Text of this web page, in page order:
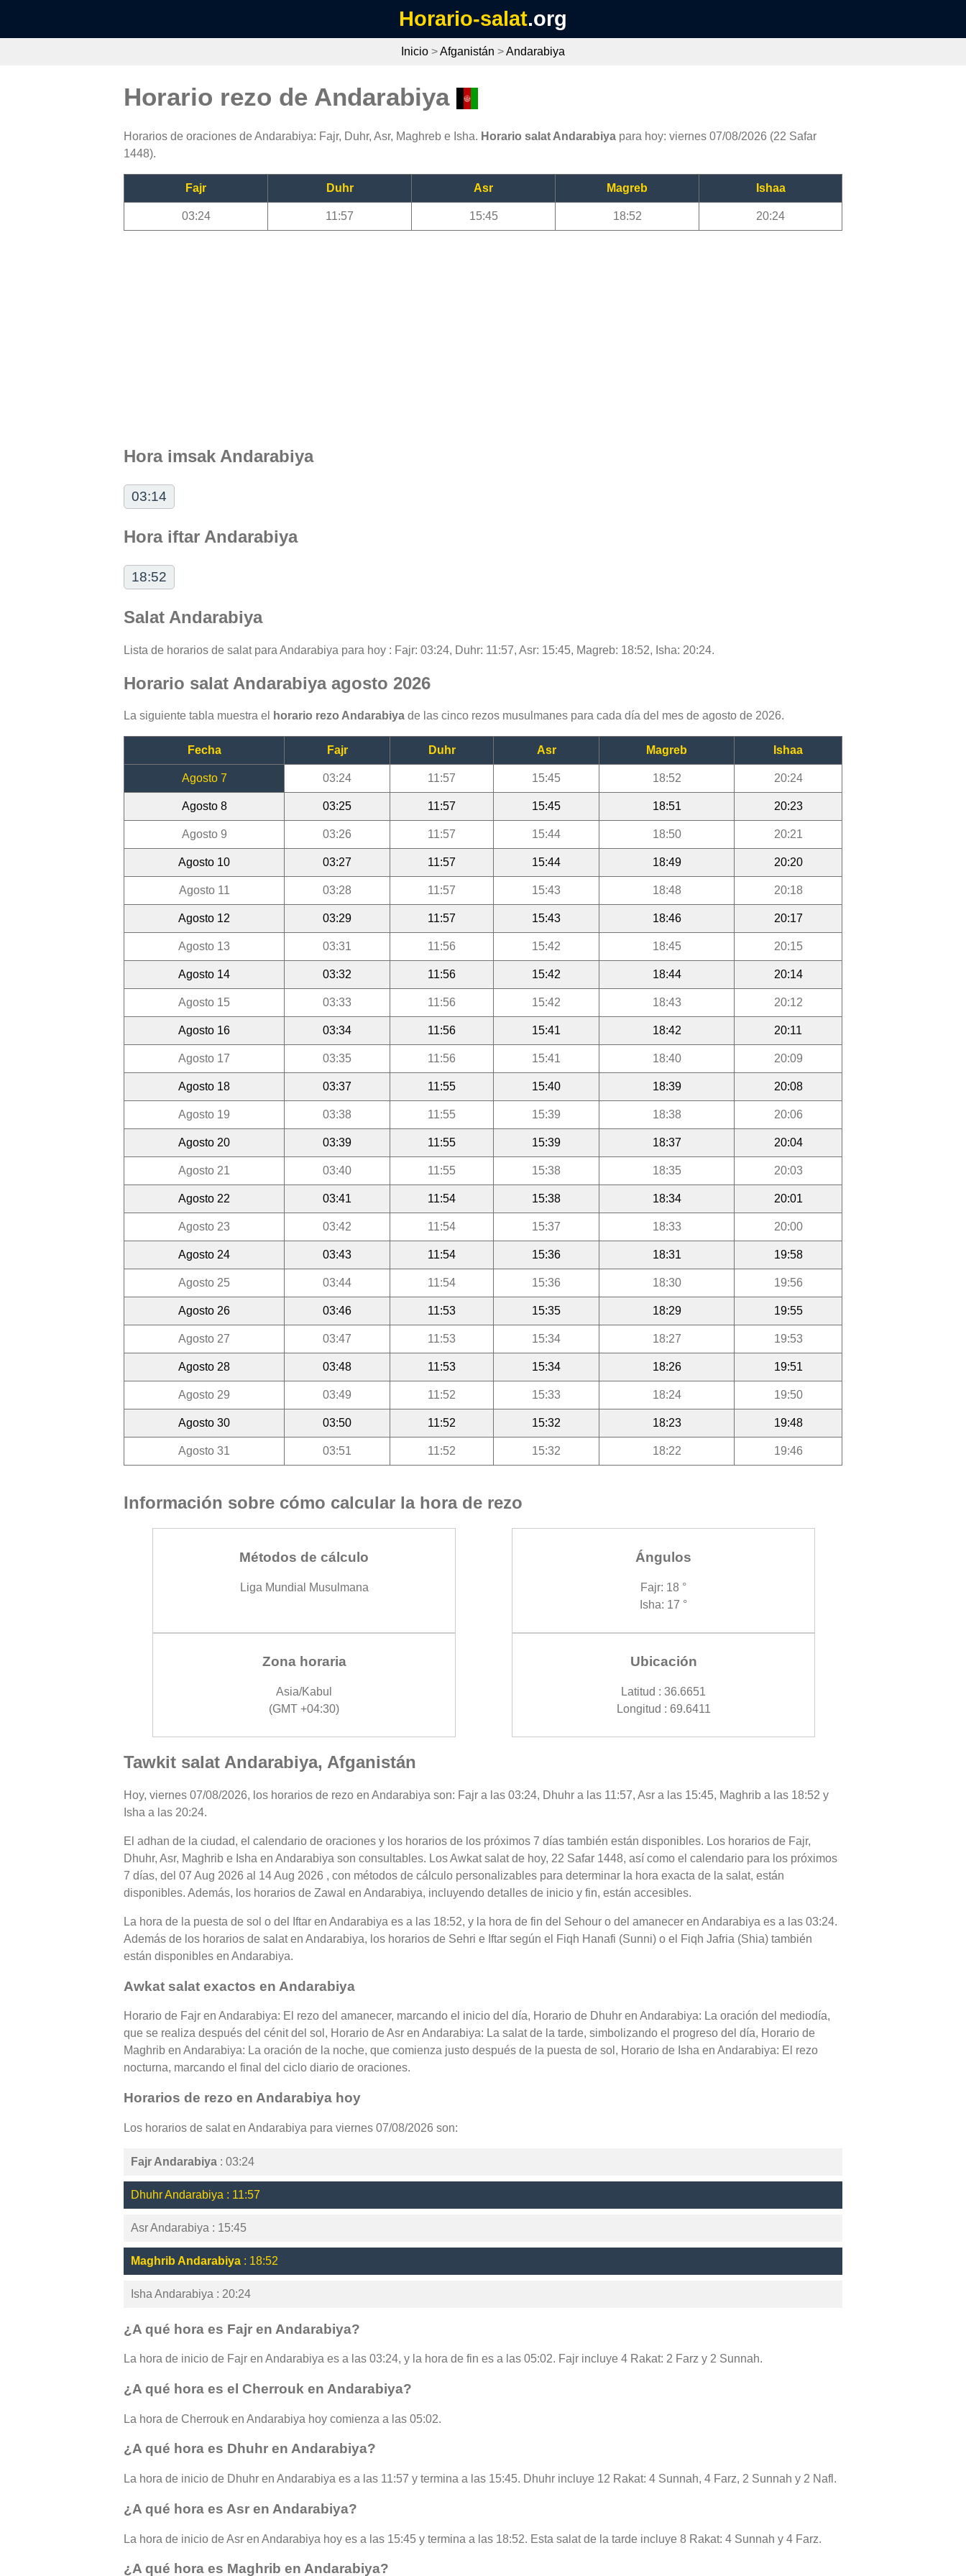
Horario-salat.org
Inicio >Afganistán >Andarabiya
Horario rezo de Andarabiya
Horarios de oraciones de Andarabiya: Fajr, Duhr, Asr, Maghreb e Isha. Horario salat Andarabiya para hoy: viernes 07/08/2026 (22 Safar
1448).
Fajr Duhr Asr Magreb Ishaa
03:24 11:57 15:45 18:52 20:24
Hora imsak Andarabiya
03:14
Hora iftar Andarabiya
18:52
Salat Andarabiya
Lista de horarios de salat para Andarabiya para hoy : Fajr: 03:24, Duhr: 11:57, Asr: 15:45, Magreb: 18:52, Isha: 20:24.
Horario salat Andarabiya agosto 2026
La siguiente tabla muestra el horario rezo Andarabiya de las cinco rezos musulmanes para cada día del mes de agosto de 2026.
Fecha Fajr Duhr Asr Magreb Ishaa
Agosto 7 03:24 11:57 15:45 18:52 20:24
Agosto 8 03:25 11:57 15:45 18:51 20:23
Agosto 9 03:26 11:57 15:44 18:50 20:21
Agosto 10 03:27 11:57 15:44 18:49 20:20
Agosto 11 03:28 11:57 15:43 18:48 20:18
Agosto 12 03:29 11:57 15:43 18:46 20:17
Agosto 13 03:31 11:56 15:42 18:45 20:15
Agosto 14 03:32 11:56 15:42 18:44 20:14
Agosto 15 03:33 11:56 15:42 18:43 20:12
Agosto 16 03:34 11:56 15:41 18:42 20:11
Agosto 17 03:35 11:56 15:41 18:40 20:09
Agosto 18 03:37 11:55 15:40 18:39 20:08
Agosto 19 03:38 11:55 15:39 18:38 20:06
Agosto 20 03:39 11:55 15:39 18:37 20:04
Agosto 21 03:40 11:55 15:38 18:35 20:03
Agosto 22 03:41 11:54 15:38 18:34 20:01
Agosto 23 03:42 11:54 15:37 18:33 20:00
Agosto 24 03:43 11:54 15:36 18:31 19:58
Agosto 25 03:44 11:54 15:36 18:30 19:56
Agosto 26 03:46 11:53 15:35 18:29 19:55
Agosto 27 03:47 11:53 15:34 18:27 19:53
Agosto 28 03:48 11:53 15:34 18:26 19:51
Agosto 29 03:49 11:52 15:33 18:24 19:50
Agosto 30 03:50 11:52 15:32 18:23 19:48
Agosto 31 03:51 11:52 15:32 18:22 19:46
Información sobre cómo calcular la hora de rezo
Métodos de cálculo
Liga Mundial Musulmana
Ángulos
Fajr: 18 °
Isha: 17 °
Zona horaria
Asia/Kabul
(GMT +04:30)
Ubicación
Latitud : 36.6651
Longitud : 69.6411
Tawkit salat Andarabiya, Afganistán
Hoy, viernes 07/08/2026, los horarios de rezo en Andarabiya son: Fajr a las 03:24, Dhuhr a las 11:57, Asr a las 15:45, Maghrib a las 18:52 y
Isha a las 20:24.
El adhan de la ciudad, el calendario de oraciones y los horarios de los próximos 7 días también están disponibles. Los horarios de Fajr,
Dhuhr, Asr, Maghrib e Isha en Andarabiya son consultables. Los Awkat salat de hoy, 22 Safar 1448, así como el calendario para los próximos
7 días, del 07 Aug 2026 al 14 Aug 2026 , con métodos de cálculo personalizables para determinar la hora exacta de la salat, están
disponibles. Además, los horarios de Zawal en Andarabiya, incluyendo detalles de inicio y fin, están accesibles.
La hora de la puesta de sol o del Iftar en Andarabiya es a las 18:52, y la hora de fin del Sehour o del amanecer en Andarabiya es a las 03:24.
Además de los horarios de salat en Andarabiya, los horarios de Sehri e Iftar según el Fiqh Hanafi (Sunni) o el Fiqh Jafria (Shia) también
están disponibles en Andarabiya.
Awkat salat exactos en Andarabiya
Horario de Fajr en Andarabiya: El rezo del amanecer, marcando el inicio del día, Horario de Dhuhr en Andarabiya: La oración del mediodía,
que se realiza después del cénit del sol, Horario de Asr en Andarabiya: La salat de la tarde, simbolizando el progreso del día, Horario de
Maghrib en Andarabiya: La oración de la noche, que comienza justo después de la puesta de sol, Horario de Isha en Andarabiya: El rezo
nocturna, marcando el final del ciclo diario de oraciones.
Horarios de rezo en Andarabiya hoy
Los horarios de salat en Andarabiya para viernes 07/08/2026 son:
Fajr Andarabiya : 03:24
Dhuhr Andarabiya : 11:57
Asr Andarabiya : 15:45
Maghrib Andarabiya : 18:52
Isha Andarabiya : 20:24
¿A qué hora es Fajr en Andarabiya?
La hora de inicio de Fajr en Andarabiya es a las 03:24, y la hora de fin es a las 05:02. Fajr incluye 4 Rakat: 2 Farz y 2 Sunnah.
¿A qué hora es el Cherrouk en Andarabiya?
La hora de Cherrouk en Andarabiya hoy comienza a las 05:02.
¿A qué hora es Dhuhr en Andarabiya?
La hora de inicio de Dhuhr en Andarabiya es a las 11:57 y termina a las 15:45. Dhuhr incluye 12 Rakat: 4 Sunnah, 4 Farz, 2 Sunnah y 2 Nafl.
¿A qué hora es Asr en Andarabiya?
La hora de inicio de Asr en Andarabiya hoy es a las 15:45 y termina a las 18:52. Esta salat de la tarde incluye 8 Rakat: 4 Sunnah y 4 Farz.
¿A qué hora es Maghrib en Andarabiya?